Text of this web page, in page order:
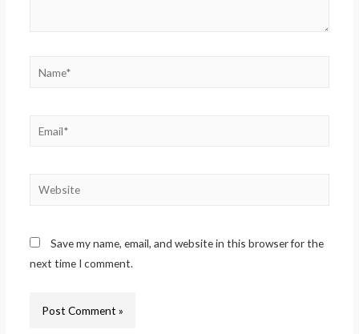
Email*
Website
Save my name, email, and website in this browser for the
next time I comment.